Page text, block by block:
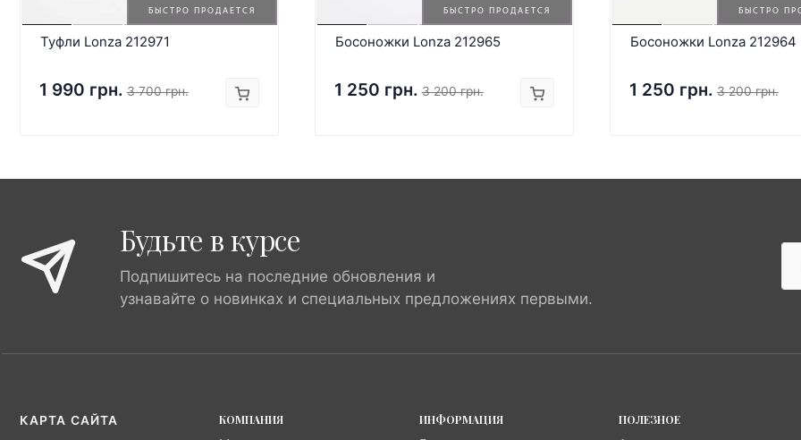
БЫСТРО ПРОДАЕТСЯ
Туфли Lonza 212971
1 990 грн. 3 700 грн.
БЫСТРО ПРОДАЕТСЯ
Босоножки Lonza 212965
1 250 грн. 3 200 грн.
БЫСТРО
Босоножки Lonza 212964
1 250 грн. 3 200 грн.
Будьте в курсе
Подпишитесь на последние обновления и
узнавайте о новинках и специальных предложениях первыми.
КАРТА САЙТА
КОМПАНИЯ
ИНФОРМАЦИЯ
ПОЛЕЗНОЕ